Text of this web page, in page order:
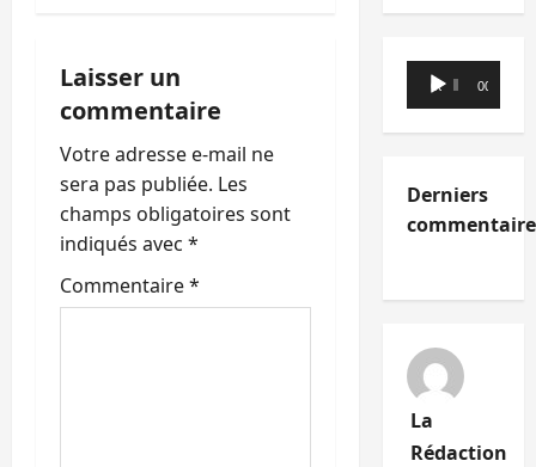
o
n
d
’
a
r
Laisser un
commentaire
Votre adresse e-mail ne
sera pas publiée. Les
champs obligatoires sont
indiqués avec *
Commentaire*
Lecteur
audio
00:00 00:00
Derniers
La
Rédaction